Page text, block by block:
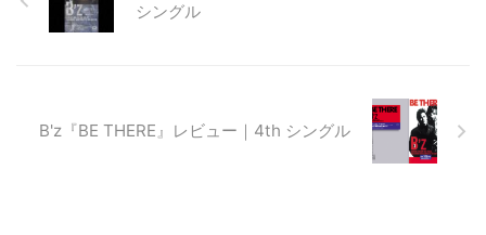
シングル
B'z『BE THERE』レビュー｜4th シングル